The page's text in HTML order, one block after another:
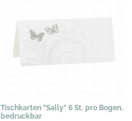
Tischkarten "Sally" 6 St. pro Bogen,
bedruckbar